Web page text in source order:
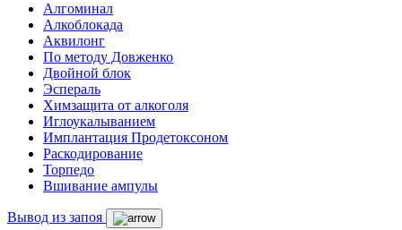
Алгоминал
Алкоблокада
Аквилонг
По методу Довженко
Двойной блок
Эспераль
Химзащита от алкоголя
Иглоукалыванием
Имплантация Продетоксоном
Раскодирование
Торпедо
Вшивание ампулы
Вывод из запоя